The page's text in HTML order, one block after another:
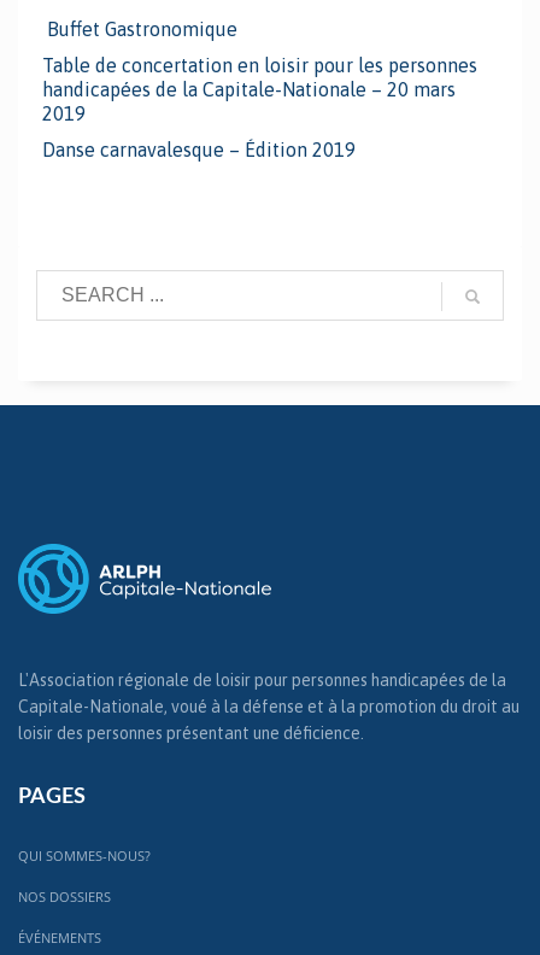
Buffet Gastronomique
Table de concertation en loisir pour les personnes
handicapées de la Capitale-Nationale – 20 mars
2019
Danse carnavalesque – Édition 2019
L'Association régionale de loisir pour personnes handicapées de la
Capitale-Nationale, voué à la défense et à la promotion du droit au
loisir des personnes présentant une déficience.
PAGES
QUI SOMMES-NOUS?
NOS DOSSIERS
ÉVÉNEMENTS